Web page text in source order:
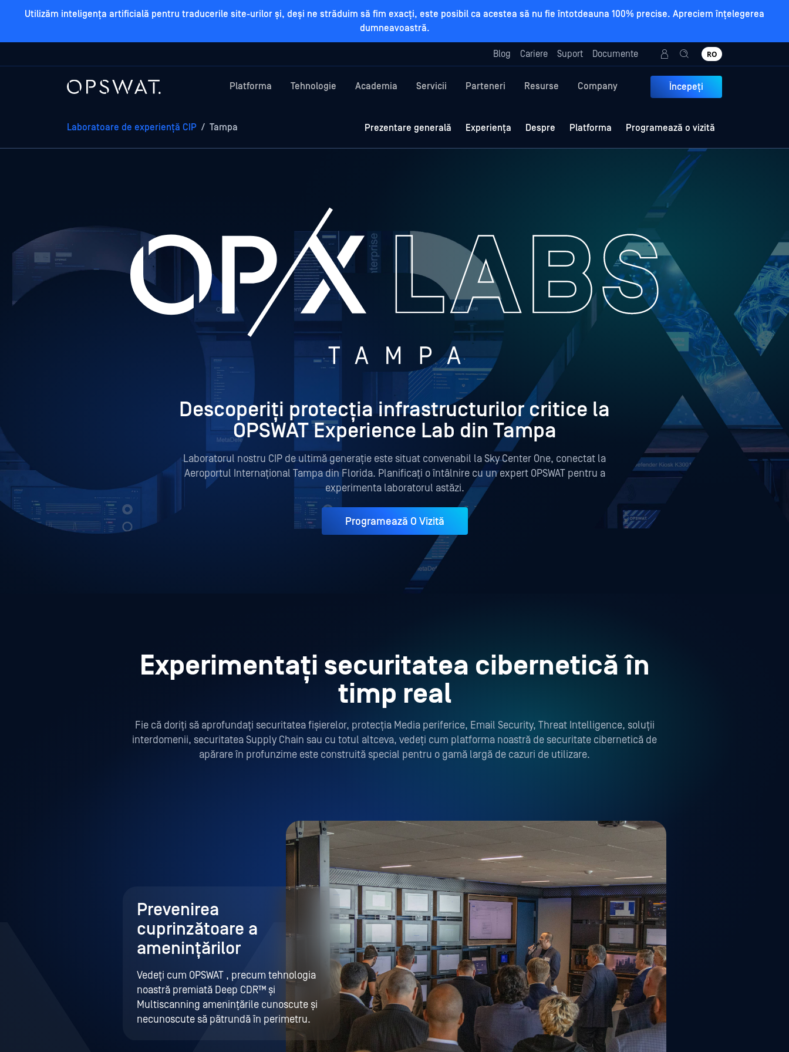
Utilizăm inteligența artificială pentru traducerile site-urilor și, deși ne străduim să fim exacți, este posibil ca acestea să nu fie întotdeauna 100% precise. Apreciem înțelegerea
dumneavoastră.
Blog Cariere Suport Documente RO
Platforma Tehnologie Academia Servicii Parteneri Resurse Company Începeți
Laboratoare de experiență CIP / Tampa Prezentare generală Experiența Despre Platforma Programează o vizită
Descoperiți protecția infrastructurilor critice la
OPSWAT Experience Lab din Tampa
Laboratorul nostru CIP de ultimă generație este situat convenabil la Sky Center One, conectat la
Aeroportul Internațional Tampa din Florida. Planificați o întâlnire cu un expert OPSWAT pentru a
experimenta laboratorul astăzi.
Programează O Vizită
Experimentați securitatea cibernetică în
timp real
Fie că doriți să aprofundați securitatea fișierelor, protecția Media periferice, Email Security, Threat Intelligence, soluții
interdomenii, securitatea Supply Chain sau cu totul altceva, vedeți cum platforma noastră de securitate cibernetică de
apărare în profunzime este construită special pentru o gamă largă de cazuri de utilizare.
Prevenirea
cuprinzătoare a
amenințărilor
Vedeți cum OPSWAT , precum tehnologia
noastră premiată Deep CDR™ și
Multiscanning amenințările cunoscute și
necunoscute să pătrundă în perimetru.